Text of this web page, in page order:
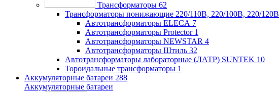
Трансформаторы 62
Трансформаторы понижающие 220/110В, 220/100В, 220/120В
Автотрансформаторы ELECA 7
Автотрансформаторы Protector 1
Автотрансформаторы NEWSTAR 4
Автотрансформаторы Штиль 32
Автотрансформаторы лабораторные (ЛАТР) SUNTEK 10
Тороидальные трансформаторы 1
Аккумуляторные батареи 288
Аккумуляторные батареи